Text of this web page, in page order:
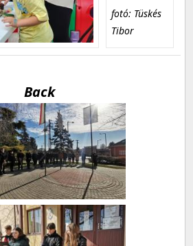
fotó: Tüskés
Tibor
Back